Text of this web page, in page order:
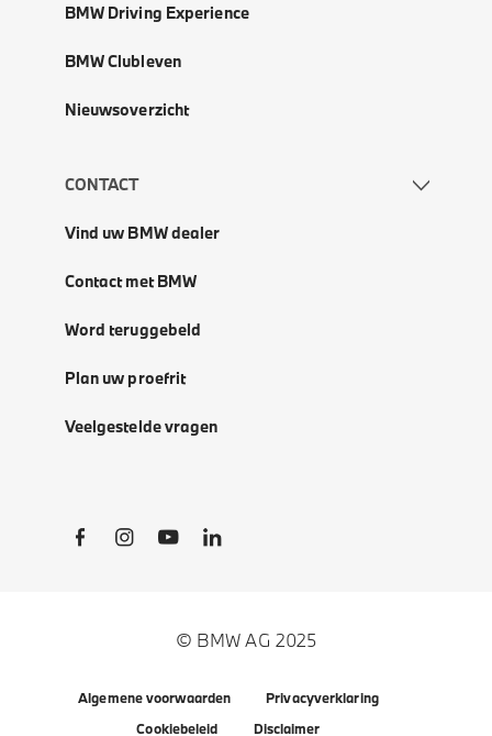
BMW Driving Experience
BMW Clubleven
Nieuwsoverzicht
CONTACT
Vind uw BMW dealer
Contact met BMW
Word teruggebeld
Plan uw proefrit
Veelgestelde vragen
Social Links
© BMW AG 2025
Algemene voorwaarden
Privacyverklaring
Cookiebeleid
Disclaimer